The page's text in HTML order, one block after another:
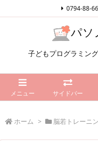
パソ
子どもプログラミン
メニュー サイドバー
0794-88-
ホーム > 脳若トレーニ